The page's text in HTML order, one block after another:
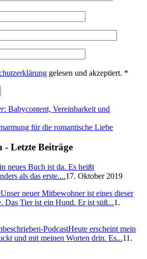
gelesen und akzeptiert. *
: Babycontent, Vereinbarkeit und
für die romantische Liebe
- Letzte Beiträge
neues Buch ist da. Es heißt
als das erste....17. Oktober 2019
Unser neuer Mitbewohner ist eines dieser
Das Tier ist ein Hund. Er ist süß...1.
PodcastHeute erscheint mein
und mit meinen Worten drin. Es...11.